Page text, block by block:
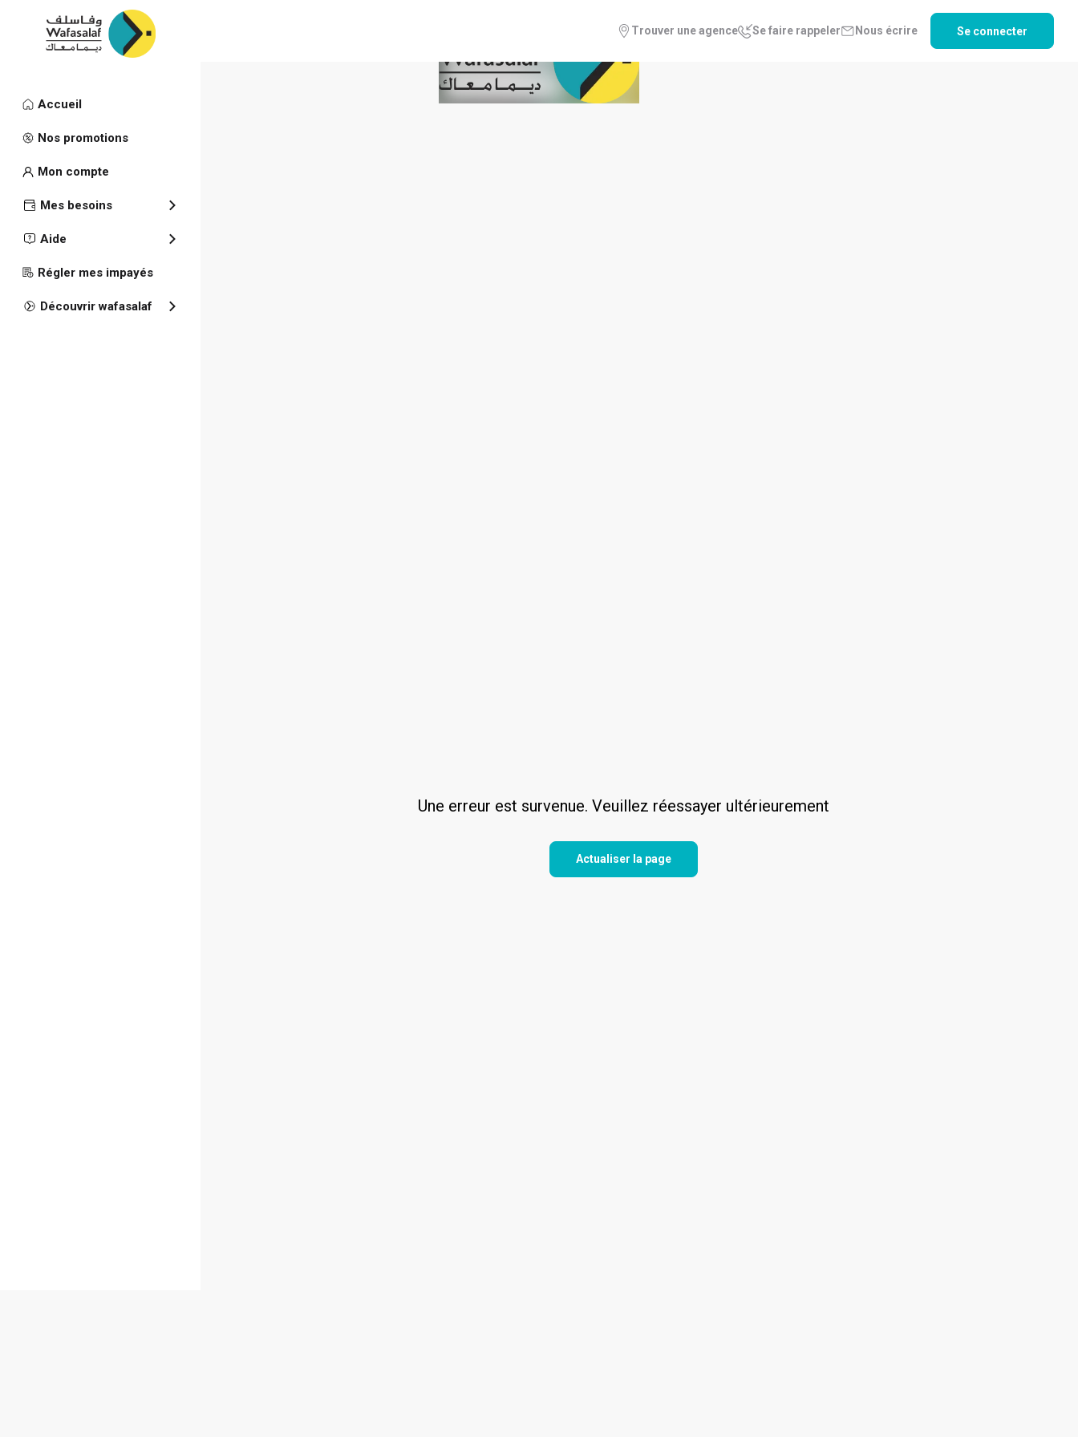
Accueil
Nos promotions
Mon compte
Mes besoins
Aide
Régler mes impayés
Découvrir wafasalaf
Trouver une agence Se faire rappeler Nous écrire Se connecter
Une erreur est survenue. Veuillez réessayer ultérieurement
Actualiser la page